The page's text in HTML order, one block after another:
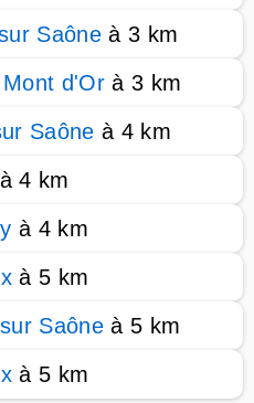
Saôneà 3 km
d'Orà 3 km
Saône à 4 km
à 4 km
à 4 km
à 5 km
Saôneà 5 km
à 5 km